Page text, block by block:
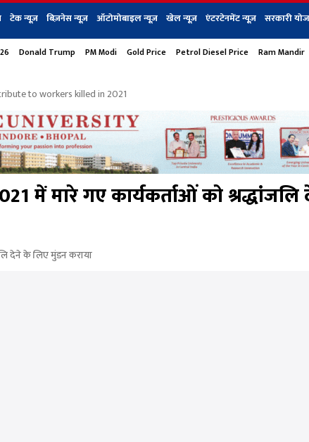
टेक न्यूज़ बिज़नेस न्यूज़ ऑटोमोबाइल न्यूज़ खेल न्यूज़ एंटरटेनमेंट न्यूज़ सरकारी
Originals
शेयर बाज़ार
Donald Trump PM Modi Gold Price Petrol Diesel Price Ram Mandir
to workers killed in 2021
में मारे गए कार्यकर्ताओं को
देने के लिए मुंडन कराया